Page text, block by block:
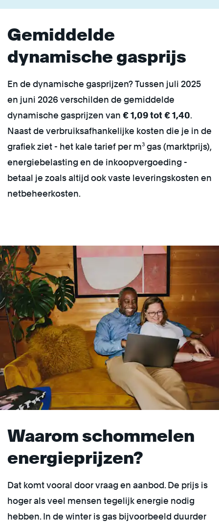
Gemiddelde
dynamische gasprijs
En de dynamische gasprijzen? Tussen juli 2025
en juni 2026 verschilden de gemiddelde
dynamische gasprijzen van € 1,09 tot € 1,40.
Naast de verbruiksafhankelijke kosten die je in de
grafiek ziet - het kale tarief per m³ gas (marktprijs),
energiebelasting en de inkoopvergoeding -
betaal je zoals altijd ook vaste leveringskosten en
netbeheerkosten.
Waarom schommelen
energieprijzen?
Dat komt vooral door vraag en aanbod. De prijs is
hoger als veel mensen tegelijk energie nodig
hebben. In de winter is gas bijvoorbeeld duurder